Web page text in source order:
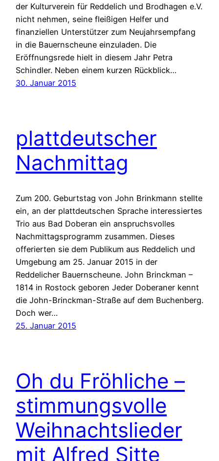
der Kulturverein für Reddelich und Brodhagen e.V.
nicht nehmen, seine fleißigen Helfer und
finanziellen Unterstützer zum Neujahrsempfang
in die Bauernscheune einzuladen. Die
Eröffnungsrede hielt in diesem Jahr Petra
Schindler. Neben einem kurzen Rückblick…
30. Januar 2015
plattdeutscher
Nachmittag
Zum 200. Geburtstag von John Brinkmann stellte
ein, an der plattdeutschen Sprache interessiertes
Trio aus Bad Doberan ein anspruchsvolles
Nachmittagsprogramm zusammen. Dieses
offerierten sie dem Publikum aus Reddelich und
Umgebung am 25. Januar 2015 in der
Reddelicher Bauernscheune. John Brinckman –
1814 in Rostock geboren Jeder Doberaner kennt
die John-Brinckman-Straße auf dem Buchenberg.
Doch wer…
25. Januar 2015
Oh du Fröhliche –
stimmungsvolle
Weihnachtslieder
mit Alfred Sitte